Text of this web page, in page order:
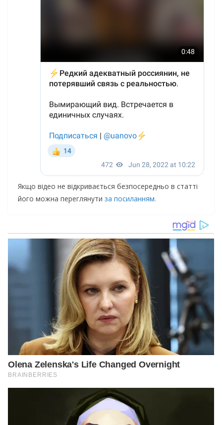
Якщо відео не відкривається безпосередньо в статті
його можна переглянути за посиланням.